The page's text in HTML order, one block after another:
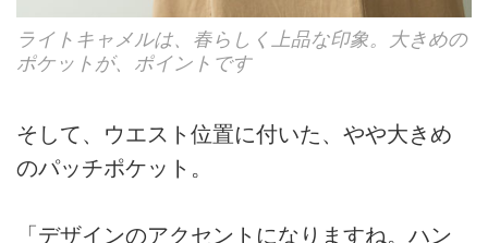
ライトキャメルは、春らしく上品な印象。大きめの
ポケットが、ポイントです
そして、ウエスト位置に付いた、やや大きめ
のパッチポケット。
「デザインのアクセントになりますね。ハン